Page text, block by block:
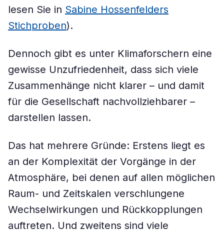
lesen Sie in Sabine Hossenfelders
Stichproben).
Dennoch gibt es unter Klimaforschern eine
gewisse Unzufriedenheit, dass sich viele
Zusammenhänge nicht klarer – und damit
für die Gesellschaft nachvollziehbarer –
darstellen lassen.
Das hat mehrere Gründe: Erstens liegt es
an der Komplexität der Vorgänge in der
Atmosphäre, bei denen auf allen möglichen
Raum- und Zeitskalen verschlungene
Wechselwirkungen und Rückkopplungen
auftreten. Und zweitens sind viele